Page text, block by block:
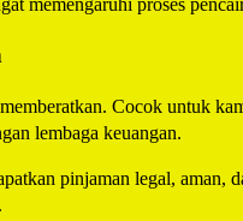
Cocok untuk
lembaga keuangan.
pinjaman legal,
.